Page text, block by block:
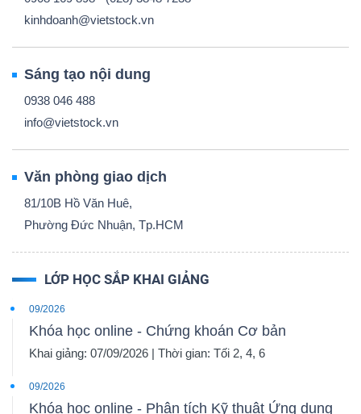
kinhdoanh@vietstock.vn
Sáng tạo nội dung
0938 046 488
info@vietstock.vn
Văn phòng giao dịch
81/10B Hồ Văn Huê,
Phường Đức Nhuận, Tp.HCM
LỚP HỌC SẮP KHAI GIẢNG
09/2026
Khóa học online - Chứng khoán Cơ bản
Khai giảng: 07/09/2026 | Thời gian: Tối 2, 4, 6
09/2026
Khóa học online - Phân tích Kỹ thuật Ứng dụng